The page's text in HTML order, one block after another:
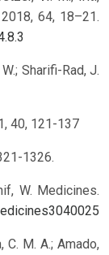
64, 18–21.
Sharifi-Rad, J.
40, 121-137
1326.
W. Medicines.
C. M. A.; Amado,